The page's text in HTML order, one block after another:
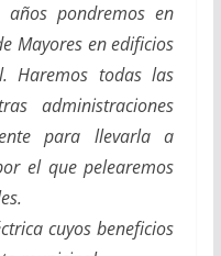
pondremos en
Mayores en edificios
Haremos todas las
administraciones
para llevarla a
el que pelearemos
cuyos beneficios